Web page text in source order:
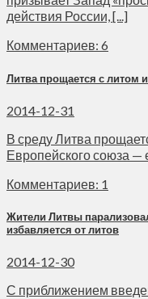
действия России, [...]
Комментариев: 6
Литва прощается с литом
2014-12-31
В среду Литва
Европейского союза —
Комментариев: 1
Жители Литвы
избавляется от литов
2014-12-30
С приближением